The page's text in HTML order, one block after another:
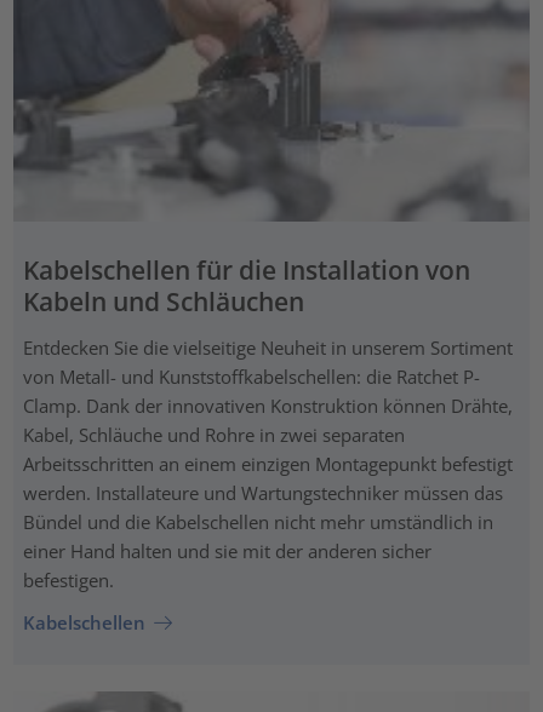
Kabelschellen für die Installation von
Kabeln und Schläuchen
Entdecken Sie die vielseitige Neuheit in unserem Sortiment
von Metall- und Kunststoffkabelschellen: die Ratchet P-
Clamp. Dank der innovativen Konstruktion können Drähte,
Kabel, Schläuche und Rohre in zwei separaten
Arbeitsschritten an einem einzigen Montagepunkt befestigt
werden. Installateure und Wartungstechniker müssen das
Bündel und die Kabelschellen nicht mehr umständlich in
einer Hand halten und sie mit der anderen sicher
befestigen.
Kabelschellen